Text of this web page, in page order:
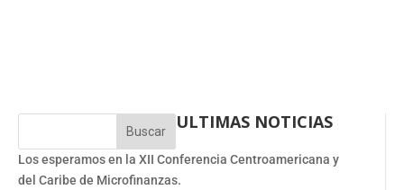
Buscar ULTIMAS NOTICIAS
Los esperamos en la XII Conferencia Centroamericana y
del Caribe de Microfinanzas.